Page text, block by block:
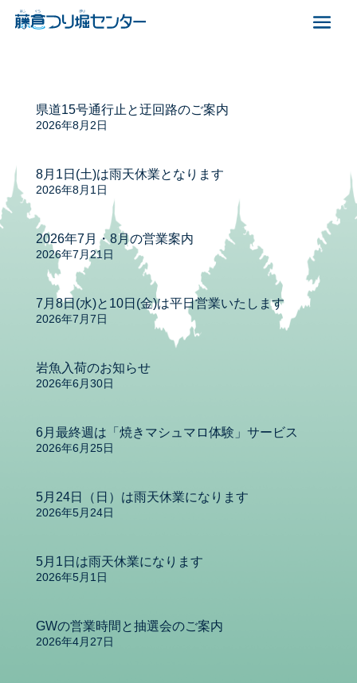
県道15号通行止と迂回路のご案内
2026年8月2日
8月1日(土)は雨天休業となります
2026年8月1日
2026年7月・8月の営業案内
2026年7月21日
7月8日(水)と10日(金)は平日営業いたします
2026年7月7日
岩魚入荷のお知らせ
2026年6月30日
6月最終週は「焼きマシュマロ体験」サービス
2026年6月25日
5月24日（日）は雨天休業になります
2026年5月24日
5月1日は雨天休業になります
2026年5月1日
GWの営業時間と抽選会のご案内
2026年4月27日